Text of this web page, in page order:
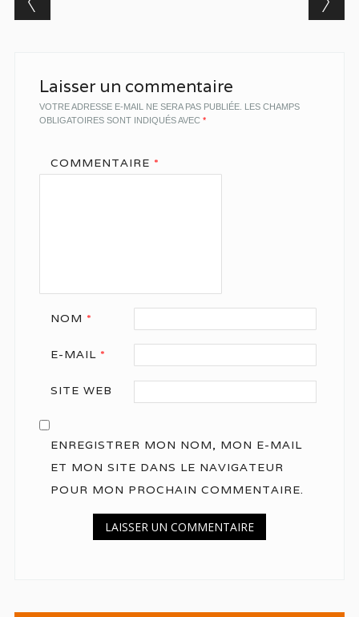
Laisser un commentaire
VOTRE ADRESSE E-MAIL NE SERA PAS PUBLIÉE. LES CHAMPS
OBLIGATOIRES SONT INDIQUÉS AVEC *
COMMENTAIRE *
NOM *
E-MAIL *
SITE WEB
ENREGISTRER MON NOM, MON E-MAIL
ET MON SITE DANS LE NAVIGATEUR
POUR MON PROCHAIN COMMENTAIRE.